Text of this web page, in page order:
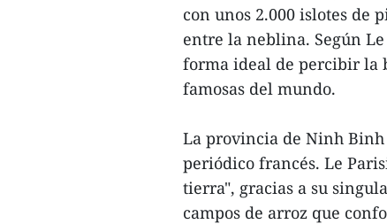
con unos 2.000 islotes de
entre la neblina. Según
forma ideal de percibir la
famosas del mundo.
La provincia de Ninh
periódico francés. Le
tierra", gracias a su
campos de arroz que